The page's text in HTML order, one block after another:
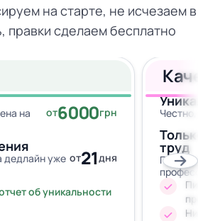
на старте, не исчезаем в
правки сделаем бесплатно
на
от6000грн
дедлайн уже от21дня
об уникальности
труд